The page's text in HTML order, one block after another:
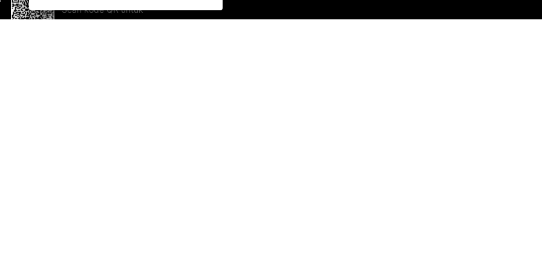
Scan kode QR untuk
mengunduh sekarang!